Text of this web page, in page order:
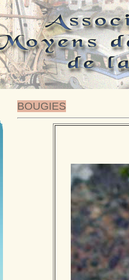
BOUGIES